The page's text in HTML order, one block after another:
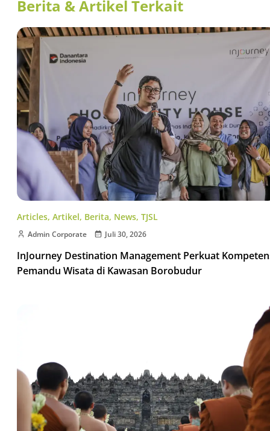
Berita & Artikel Terkait
Articles, Artikel, Berita, News, TJSL
Admin Corporate Juli 30, 2026
InJourney Destination Management Perkuat
Pemandu Wisata di Kawasan Borobudur